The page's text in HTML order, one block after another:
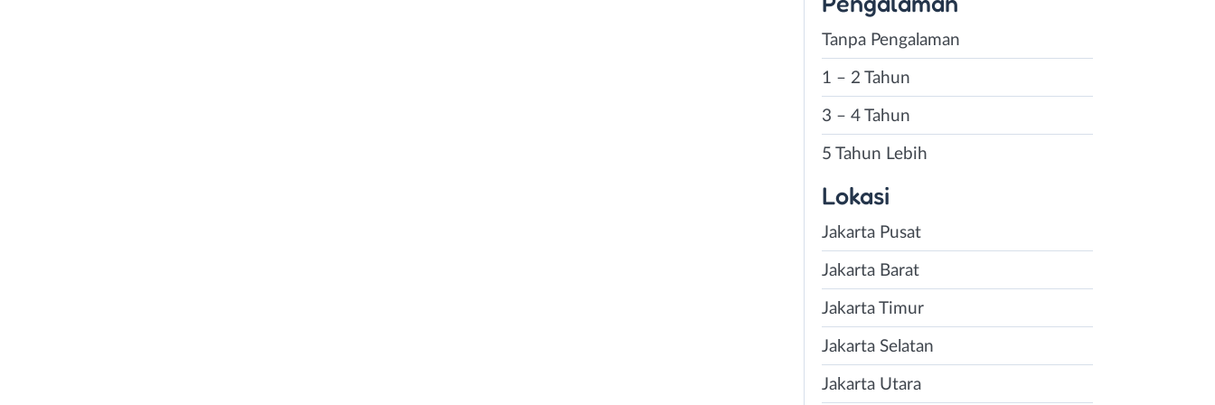
Tanpa Pengalaman
1 – 2 Tahun
3 – 4 Tahun
5 Tahun Lebih
Lokasi
Jakarta Pusat
Jakarta Barat
Jakarta Timur
Jakarta Selatan
Jakarta Utara